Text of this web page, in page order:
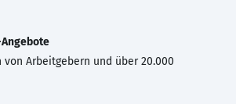
von Arbeitgebern und über 20.000